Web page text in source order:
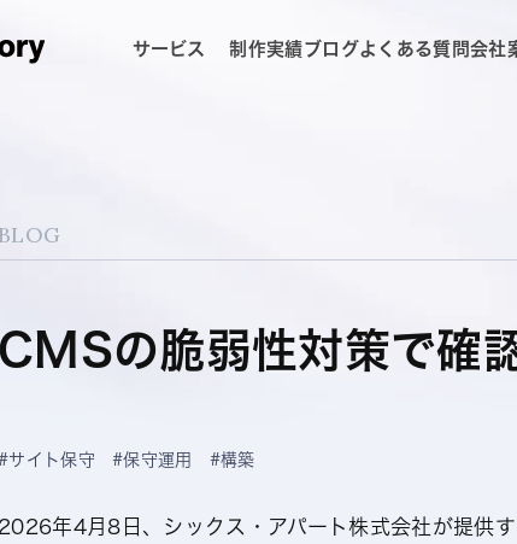
サービス 制作実績ブログよくある質問会社
BLOG
CMSの脆弱性対策で確
サイト保守 #保守運用 #構築
2026年4月8日、シックス・アパート株式会社が提供